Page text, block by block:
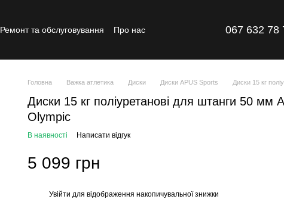
Ремонт та обслуговування
Про нас
067 632 78
Головна Важка атлетика Диски Диски APUS Sports Диски 15 кг
Диски 15 кг поліуретанові для штанги 50 мм
Olympic
В наявності Написати відгук
5 099 грн
Увійти для відображення накопичувальної знижки